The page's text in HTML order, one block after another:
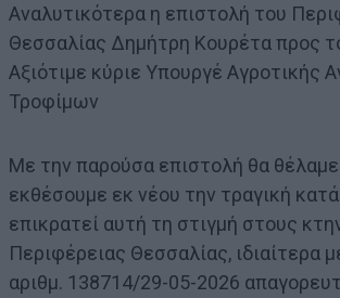
Αναλυτικότερα η επιστολή του
Θεσσαλίας Δημήτρη Κουρέτα προς
Αξιότιμε κύριε Υπουργέ Αγροτικής
Τροφίμων
Με την παρούσα επιστολή θα
εκθέσουμε εκ νέου την τραγική
επικρατεί αυτή τη στιγμή στους
Περιφέρειας Θεσσαλίας, ιδιαίτερα
αριθμ. 138714/29-05-2026